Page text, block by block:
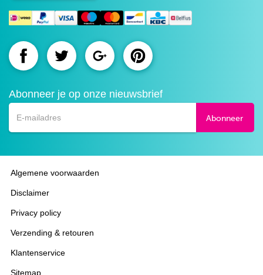
Route.nl
Facebook
Route.nlRoute.nlRoute.nl
Abonneer je op onze nieuwsbrief
Abonneer
Algemene voorwaarden
Disclaimer
Privacy policy
Verzending & retouren
Klantenservice
Sitemap